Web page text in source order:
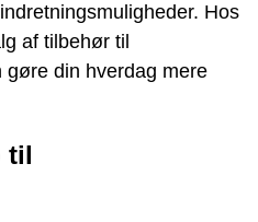
Hos
af tilbehør til
gøre din hverdag mere
til